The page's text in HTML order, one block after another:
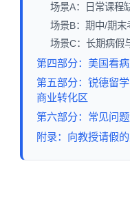
场景A：日常课程
场景B：期中/期末
场景C：长期病假
第四部分：美国看
第五部分：锐德留
商业转化区
第六部分：常见问
附录：向教授请假